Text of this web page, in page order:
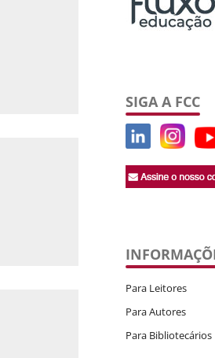
SIGA A FCC
Para Leitores
Para Autores
Para Bibliotecários